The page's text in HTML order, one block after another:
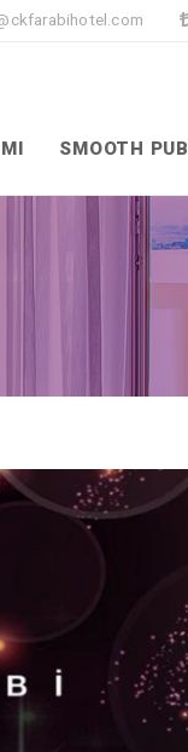
SMOOTH PUB